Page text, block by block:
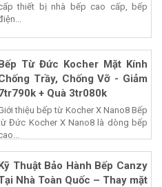
thiết bị nhà bếp cao cấp, bếp
Từ Đức Kocher Mặt Kính
Trầy, Chống Vỡ - Giảm
+ Quà 3tr080k
thiệu bếp từ Kocher X Nano8 Bếp
Đức Kocher X Nano8 là dòng bếp
Thuật Bảo Hành Bếp Canzy
Nhà Toàn Quốc – Thay mặt